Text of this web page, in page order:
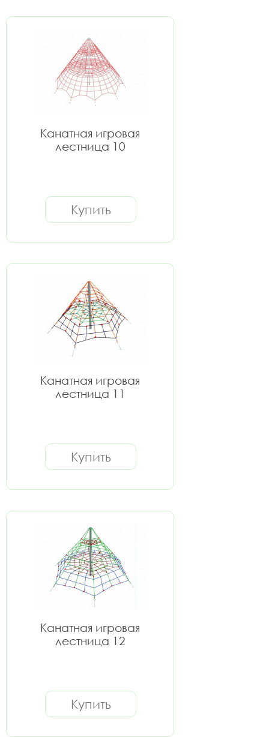
Канатная игровая
лестница 10
Купить
Канатная игровая
лестница 11
Купить
Канатная игровая
лестница 12
Купить